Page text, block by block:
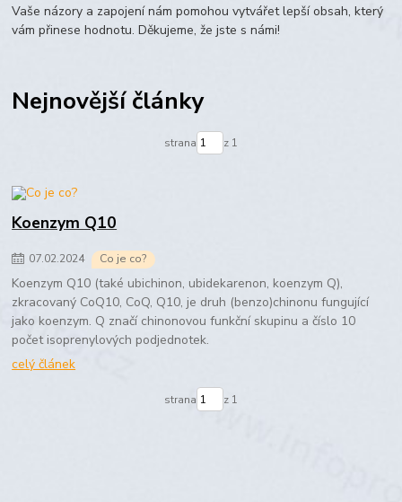
Vaše názory a zapojení nám pomohou vytvářet lepší obsah, který
vám přinese hodnotu. Děkujeme, že jste s námi!
Nejnovější články
strana z 1
Koenzym Q10
07.02.2024 Co je co?
Koenzym Q10 (také ubichinon, ubidekarenon, koenzym Q),
zkracovaný CoQ10, CoQ, Q10, je druh (benzo)chinonu fungující
jako koenzym. Q značí chinonovou funkční skupinu a číslo 10
počet isoprenylových podjednotek.
celý článek
strana z 1